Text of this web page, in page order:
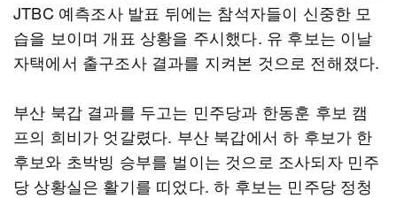
JTBC 예측조사 발표 뒤에는 참석자들이 신중한 모
습을 보이며 개표 상황을 주시했다. 유 후보는 이날
자택에서 출구조사 결과를 지켜본 것으로 전해졌다.
부산 북갑 결과를 두고는 민주당과 한동훈 후보 캠
프의 희비가 엇갈렸다. 부산 북갑에서 하 후보가 한
후보와 초박빙 승부를 벌이는 것으로 조사되자 민주
당 상황실은 활기를 띠었다. 하 후보는 민주당 정청